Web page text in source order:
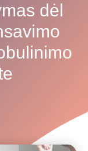
dėl